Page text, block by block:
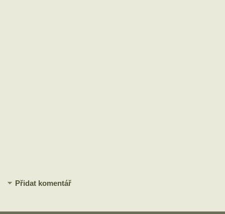
Přidat komentář